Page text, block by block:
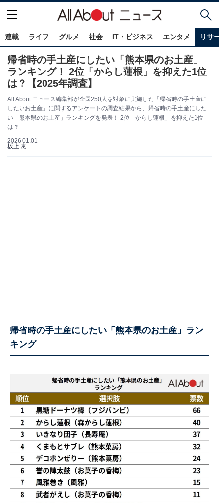
連載 ライフ グルメ 社会 IT・ビジネス エンタメ リサ
帰省時の手土産にしたい「熊本県のお土産」
ランキング！ 2位「からし蓮根」を抑えた1位
は？【2025年調査】
All About ニュース編集部が全国250人を対象に実施した「帰省時の手土産に
したいお土産」に関するアンケートの調査結果から、帰省時の手土産にした
い「熊本県のお土産」ランキングを発表！ 2位「からし蓮根」を抑えた1位
は？
2026.01.01
坂上 恵
帰省時の手土産にしたい「熊本県のお土産」ラン
キング